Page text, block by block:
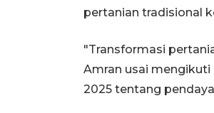
pertanian tradisional
"Transformasi
Amran usai mengikuti
2025 tentang